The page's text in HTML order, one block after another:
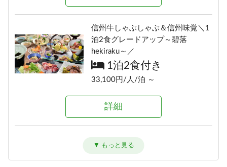
≪1泊朝食付きプラン≫自由気まま
にレイトチェックインOK♪
朝食のみ
14,500円/人/泊 ～
詳細
≪素泊りプラン≫23時までチェッ
クインOK！
13,000円/人/泊 ～
信州の恵み！旨味たっぷりきのこ
料理《熊の湯信州茸づくしプラ
ン》
1泊2食付き
詳細
泊まれる ≪1泊2食ＥＣＯプラン≫
1泊2食付き
信州牛しゃぶしゃぶ＆信州味覚＼1
泊2食グレードアップ～碧落
hekiraku～／
1泊2食付き
33,100円/人/泊 ～
詳細
≫（連泊不可のプランです）